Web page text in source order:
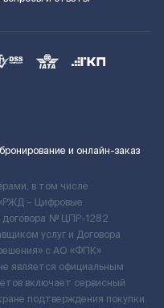
и онлайн-заказ
в том числе
– Цифровые
договора № ЦПР-1282
услуг и Договора
c АО «ФПК»
является официальным
включает сервисный
подтверждения покупки.